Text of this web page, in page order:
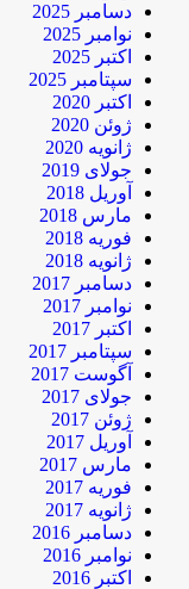
دسامبر 2025
نوامبر 2025
اکتبر 2025
سپتامبر 2025
اکتبر 2020
ژوئن 2020
ژانویه 2020
جولای 2019
آوریل 2018
مارس 2018
فوریه 2018
ژانویه 2018
دسامبر 2017
نوامبر 2017
اکتبر 2017
سپتامبر 2017
آگوست 2017
جولای 2017
ژوئن 2017
آوریل 2017
مارس 2017
فوریه 2017
ژانویه 2017
دسامبر 2016
نوامبر 2016
اکتبر 2016